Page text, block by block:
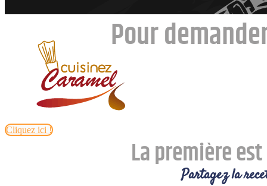
Pour
Cliquez ici !
La première
Partagez la